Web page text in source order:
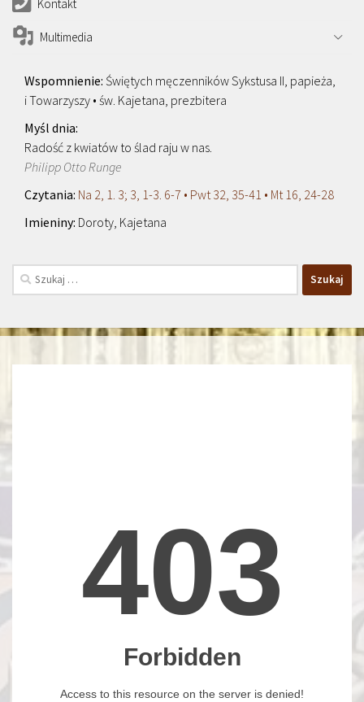
Kontakt
Multimedia
Świętych męczenników Sykstusa II, papieża,
i Towarzyszy • św. Kajetana, prezbitera
Radość z kwiatów to ślad raju w nas.
Philipp Otto Runge
Na 2, 1. 3; 3, 1-3. 6-7 • Pwt 32, 35-41 • Mt 16, 24-28
Doroty, Kajetana
Szukaj: